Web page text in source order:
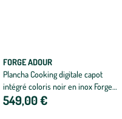
FORGE ADOUR
Plancha Cooking digitale capot
intégré coloris noir en inox Forge
Adour - 35,5 x 55 x 13,1 cm
549,00 €